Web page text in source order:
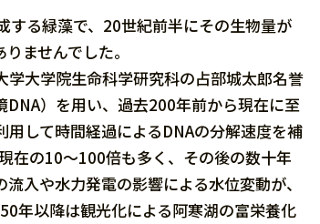
る緑藻で、20世紀前半にその生物量が
ませんでした。
大学院生命科学研究科の占部城太郎名誉
）を用い、過去200年前から現在に至
して時間経過によるDNAの分解速度を補
在の10～100倍も多く、その後の数十年
入や水力発電の影響による水位変動が、
年以降は観光化による阿寒湖の富栄養化